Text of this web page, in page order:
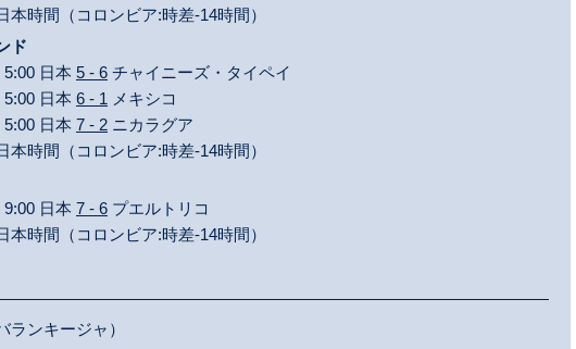
時間（コロンビア:時差-14時間）
ド
日本 5 - 6 チャイニーズ・タイペイ
日本 6 - 1 メキシコ
日本 7 - 2 ニカラグア
時間（コロンビア:時差-14時間）
日本 7 - 6 プエルトリコ
時間（コロンビア:時差-14時間）
ランキージャ）